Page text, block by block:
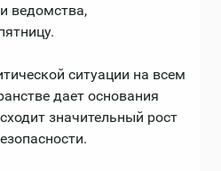
ведомства,
ситуации на всем
дает основания
значительный рост